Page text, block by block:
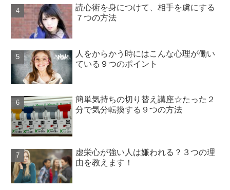
読心術を身につけて、相手を虜にする
７つの方法
人をからかう時にはこんな心理が働い
ている９つのポイント
簡単気持ちの切り替え講座☆たった２
分で気分転換する９つの方法
虚栄心が強い人は嫌われる？３つの理
由を教えます！